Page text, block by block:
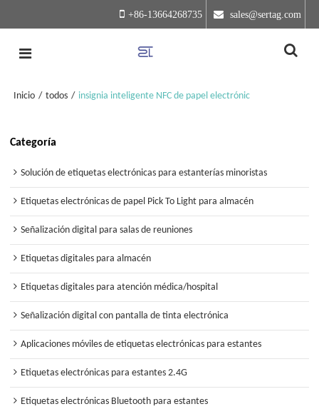
+86-13664268735 sales@sertag.com
Inicio / todos / insignia inteligente NFC de papel electrónic
Categoría
Solución de etiquetas electrónicas para estanterías minoristas
Etiquetas electrónicas de papel Pick To Light para almacén
Señalización digital para salas de reuniones
Etiquetas digitales para almacén
Etiquetas digitales para atención médica/hospital
Señalización digital con pantalla de tinta electrónica
Aplicaciones móviles de etiquetas electrónicas para estantes
Etiquetas electrónicas para estantes 2.4G
Etiquetas electrónicas Bluetooth para estantes